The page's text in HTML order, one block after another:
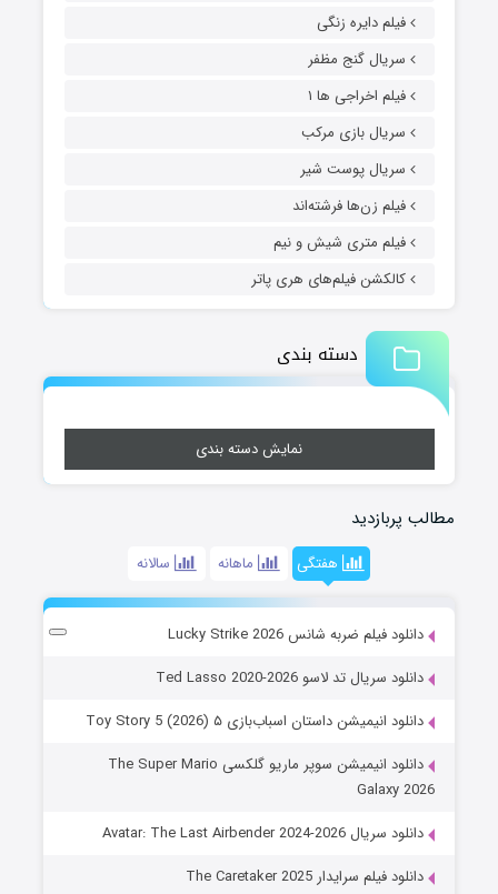
فیلم دایره زنگی
سریال گنج مظفر
فیلم اخراجی ها ۱
سریال بازی مرکب
سریال پوست شیر
فیلم زن‌ها فرشته‌اند
فیلم متری شیش و نیم
کالکشن فیلم‌های هری پاتر
دسته بندی
نمایش دسته بندی
مطالب پربازدید
هفتگی ماهانه سالانه
دانلود فیلم ضربه شانس Lucky Strike 2026
دانلود سریال تد لاسو Ted Lasso 2020-2026
دانلود انیمیشن داستان اسباب‌بازی ۵ Toy Story 5 (2026)
دانلود انیمیشن سوپر ماریو گلکسی The Super Mario
Galaxy 2026
دانلود سریال Avatar: The Last Airbender 2024-2026
دانلود فیلم سرایدار The Caretaker 2025